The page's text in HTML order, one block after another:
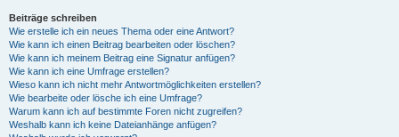
Beiträge schreiben
Wie erstelle ich ein neues Thema oder eine Antwort?
Wie kann ich einen Beitrag bearbeiten oder löschen?
Wie kann ich meinem Beitrag eine Signatur anfügen?
Wie kann ich eine Umfrage erstellen?
Wieso kann ich nicht mehr Antwortmöglichkeiten erstellen?
Wie bearbeite oder lösche ich eine Umfrage?
Warum kann ich auf bestimmte Foren nicht zugreifen?
Weshalb kann ich keine Dateianhänge anfügen?